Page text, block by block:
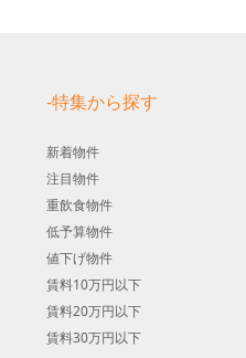
-特集から探す
新着物件
注目物件
重飲食物件
低予算物件
値下げ物件
賃料10万円以下
賃料20万円以下
賃料30万円以下